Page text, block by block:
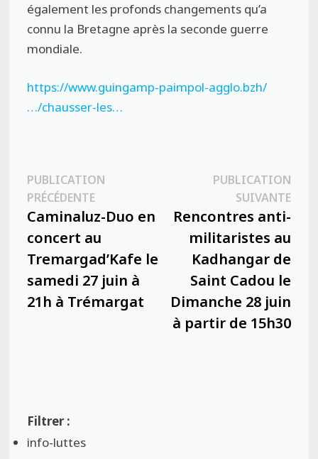
également les profonds changements qu’a
connu la Bretagne après la seconde guerre
mondiale.
https://www.guingamp-paimpol-agglo.bzh/
…/chausser-les…
Navigation
de
l’article
PUBLICATION
PRÉCÉDENTEPublication
précédente :
Caminaluz-Duo en
concert au
Tremargad’Kafe le
samedi 27 juin à
21h à Trémargat
PUBLICATION
SUIVANTE
Rencontres anti-
militaristes au
Kadhangar de
Saint Cadou le
Dimanche 28 juin
à partir de 15h30
info-luttes